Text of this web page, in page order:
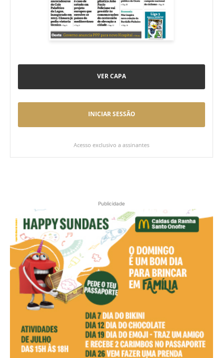
VER CAPA
INICIAR SESSÃO
Acesso exclusivo a assinantes
Publicidade